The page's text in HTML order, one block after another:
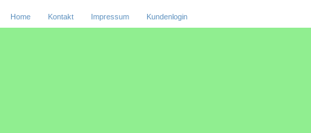
Home Kontakt Impressum Kundenlogin